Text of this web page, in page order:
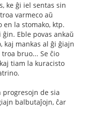
ke ĝi iel sentas sin
varmeco aŭ
en la stomako, ktp.
Eble povas ankaŭ
kaj mankas al ĝi ĝiajn
bruo... Se ĉio
tiam la kuracisto
progresojn de sia
balbutaĵojn, ĉar